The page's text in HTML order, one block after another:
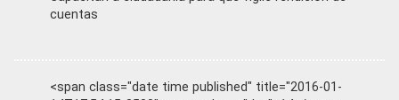
cuentas
<span class="date time published" title="2016-01-